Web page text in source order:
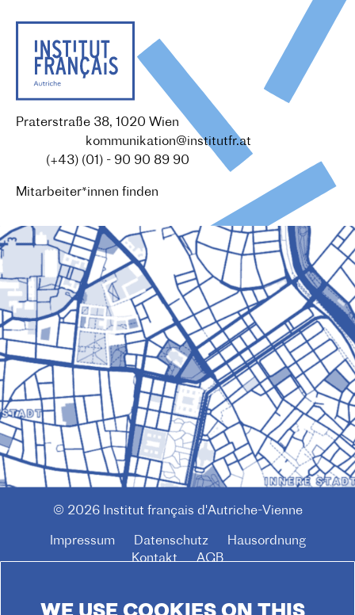
Praterstraße 38, 1020 Wien
kommunikation@institutfr.at
(+43) (01) - 90 90 89 90
Mitarbeiter*innen finden
© 2026 Institut français d'Autriche-Vienne
F
Impressum Datenschutz
Hausordnung
Kontakt
AGB